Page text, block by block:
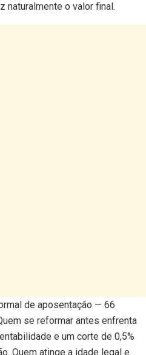
naturalmente o valor final.
de aposentação — 66
se reformar antes enfrenta
e um corte de 0,5%
Quem atinge a idade legal e